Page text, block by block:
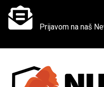
Prijavom na naš